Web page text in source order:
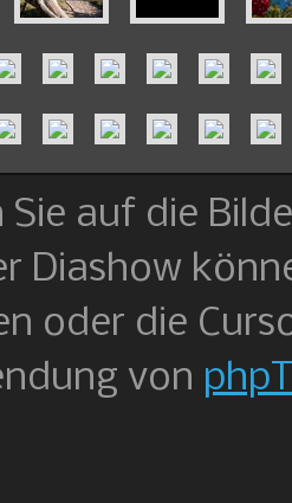
Sie auf die
Diashow
oder die
von